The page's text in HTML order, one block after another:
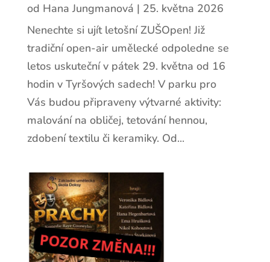
od Hana Jungmanová | 25. května 2026
Nenechte si ujít letošní ZUŠOpen! Již
tradiční open-air umělecké odpoledne se
letos uskuteční v pátek 29. května od 16
hodin v Tyršových sadech! V parku pro
Vás budou připraveny výtvarné aktivity:
malování na obličej, tetování hennou,
zdobení textilu či keramiky. Od...